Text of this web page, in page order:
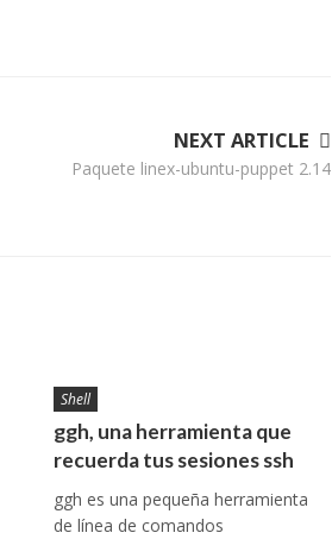
NEXT ARTICLE
Paquete linex-ubuntu-puppet 2.14
Shell
ggh, una herramienta que
recuerda tus sesiones ssh
ggh es una pequeña herramienta
de línea de comandos